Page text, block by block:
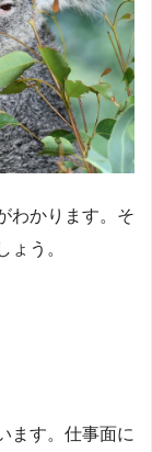
わかります。そ
ょう。
ます。仕事面に